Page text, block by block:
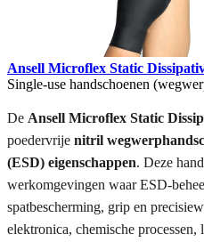
Ansell Microflex Static
Single-use handschoenen
De Ansell Microflex Static
poedervrije nitril
(ESD) eigenschappen. Deze
werkomgevingen waar ESD-
spatbescherming, grip en
elektronica, chemische